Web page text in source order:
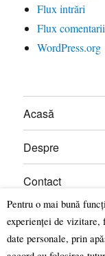
Flux intrări
Flux comentarii
WordPress.org
Acasă
Despre
Contact
Donații
Pentru o mai bună
experienței de
date personale, prin